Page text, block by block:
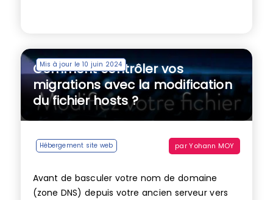
Mis à jour le 10 juin 2024
Comment contrôler vos
migrations avec la modification
du fichier hosts ?
Hébergement site web parYohann MOY
Avant de basculer votre nom de domaine
(zone DNS) depuis votre ancien serveur vers